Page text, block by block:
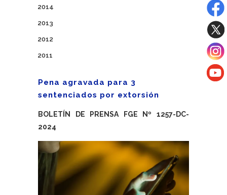
2014
2013
2012
2011
Pena agravada para 3
sentenciados por extorsión
BOLETÍN DE PRENSA FGE Nº 1257-DC-
2024